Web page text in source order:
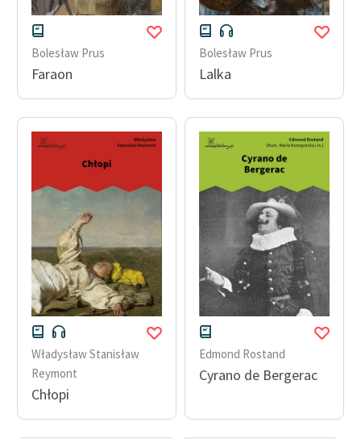
Bolesław Prus
Faraon
Bolesław Prus
Lalka
Władysław Stanisław
Reymont
Chłopi
Edmond Rostand
Cyrano de Bergerac